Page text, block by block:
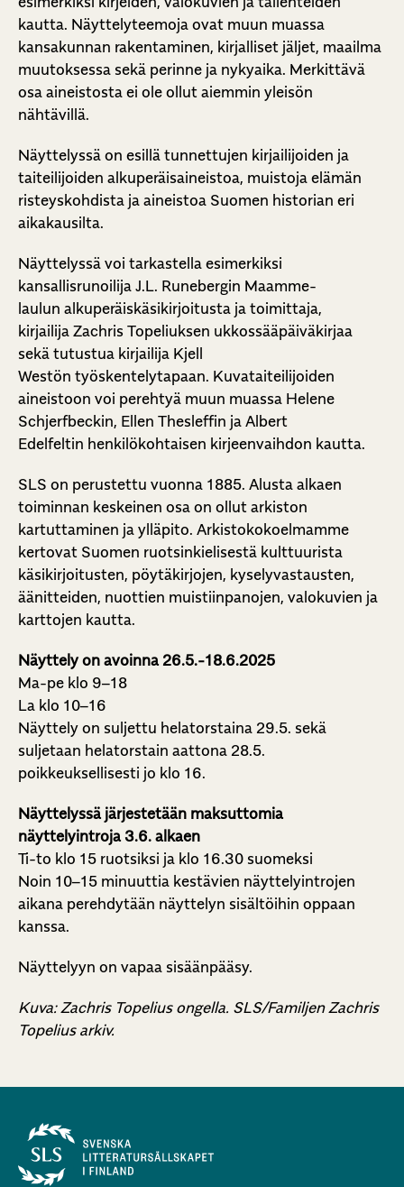
kautta. Näyttelyteemoja ovat muun muassa
kansakunnan rakentaminen, kirjalliset jäljet, maailma
muutoksessa sekä perinne ja nykyaika. Merkittävä
osa aineistosta ei ole ollut aiemmin yleisön
nähtävillä.
Näyttelyssä on esillä tunnettujen kirjailijoiden ja
taiteilijoiden alkuperäisaineistoa, muistoja elämän
risteyskohdista ja aineistoa Suomen historian eri
aikakausilta.
Näyttelyssä voi tarkastella esimerkiksi
kansallisrunoilija J.L. Runebergin Maamme-
laulun alkuperäiskäsikirjoitusta ja toimittaja,
kirjailija Zachris Topeliuksen ukkossääpäiväkirjaa
sekä tutustua kirjailija Kjell
Westön työskentelytapaan. Kuvataiteilijoiden
aineistoon voi perehtyä muun muassa Helene
Schjerfbeckin, Ellen Thesleffin ja Albert
Edelfeltin henkilökohtaisen kirjeenvaihdon kautta.
SLS on perustettu vuonna 1885. Alusta alkaen
toiminnan keskeinen osa on ollut arkiston
kartuttaminen ja ylläpito. Arkistokokoelmamme
kertovat Suomen ruotsinkielisestä kulttuurista
käsikirjoitusten, pöytäkirjojen, kyselyvastausten,
äänitteiden, nuottien muistiinpanojen, valokuvien ja
karttojen kautta.
Näyttely on avoinna 26.5.-18.6.2025
Ma-pe klo 9–18
La klo 10–16
Näyttely on suljettu helatorstaina 29.5. sekä
suljetaan helatorstain aattona 28.5.
poikkeuksellisesti jo klo 16.
Näyttelyssä järjestetään maksuttomia
näyttelyintroja 3.6. alkaen
Ti-to klo 15 ruotsiksi ja klo 16.30 suomeksi
Noin 10–15 minuuttia kestävien näyttelyintrojen
aikana perehdytään näyttelyn sisältöihin oppaan
kanssa.
Näyttelyyn on vapaa sisäänpääsy.
Kuva: Zachris Topelius ongella. SLS/Familjen Zachris
Topelius arkiv.